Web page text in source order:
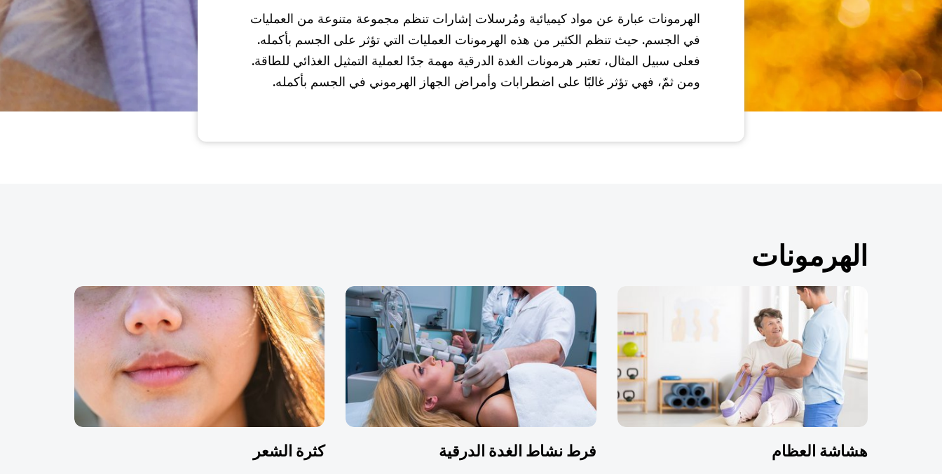
الهرمونات عبارة عن مواد كيميائية ومُرسلات إشارات تنظم مجموعة متنوعة من العمليات
في الجسم. حيث تنظم الكثير من هذه الهرمونات العمليات التي تؤثر على الجسم بأكمله.
فعلى سبيل المثال، تعتبر هرمونات الغدة الدرقية مهمة جدًا لعملية التمثيل الغذائي للطاقة.
ومن ثمّ، فهي تؤثر غالبًا على اضطرابات وأمراض الجهاز الهرموني في الجسم بأكمله.
الهرمونات
هشاشة العظام فرط نشاط الغدة الدرقية كثرة الشعر